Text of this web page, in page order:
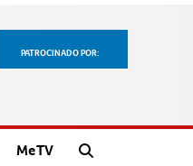
PATROCINADO POR:
MeTV